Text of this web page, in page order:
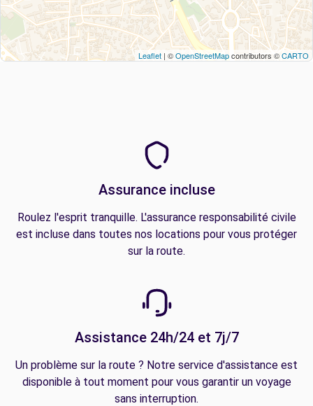
Leaflet | ©OpenStreetMapcontributors ©CARTO
Assurance incluse
Roulez l'esprit tranquille. L'assurance responsabilité civile
est incluse dans toutes nos locations pour vous protéger
sur la route.
Assistance 24h/24 et 7j/7
Un problème sur la route ? Notre service d'assistance est
disponible à tout moment pour vous garantir un voyage
sans interruption.